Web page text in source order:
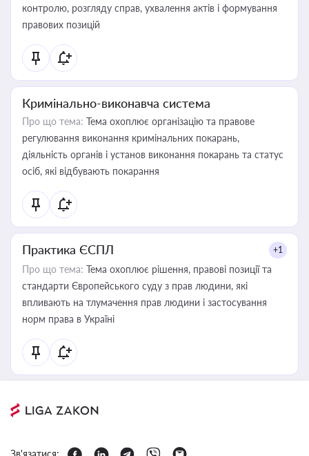
контролю, розгляду справ, ухвалення актів і формування
правових позицій
Кримінально-виконавча система
Про що тема: Тема охоплює організацію та правове
регулювання виконання кримінальних покарань,
діяльність органів і установ виконання покарань та статус
осіб, які відбувають покарання
Практика ЄСПЛ +1
Про що тема: Тема охоплює рішення, правові позиції та
стандарти Європейського суду з прав людини, які
впливають на тлумачення прав людини і застосування
норм права в Україні
Зв'язатися: